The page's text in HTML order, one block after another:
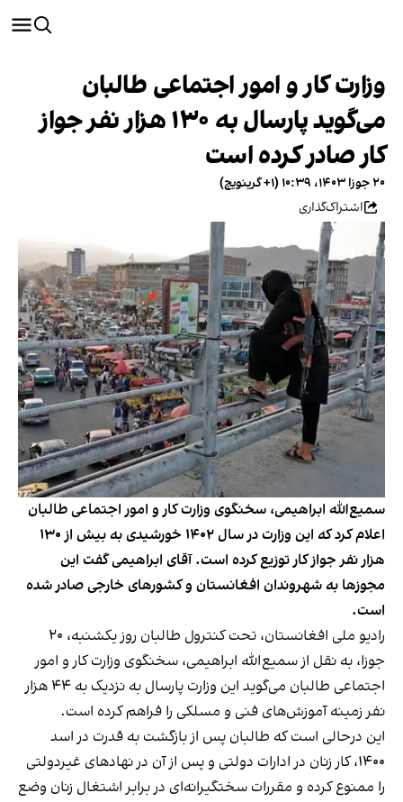
وزارت کار و امور اجتماعی طالبان
می‌گوید پارسال به ۱۳۰ هزار نفر جواز
کار صادر کرده‌ است
۲۰ جوزا ۱۴۰۳، ۱۰:۳۹ (‎+۱ گرینویچ)
اشتراک‌گذاری
سمیع‌الله ابراهیمی، سخنگوی وزارت کار و امور اجتماعی طالبان
اعلام کرد که این وزارت در سال ۱۴۰۲ خورشیدی به بیش از ۱۳۰
هزار نفر جواز کار توزیع کرده است. آقای ابراهیمی گفت این
مجوزها به شهروندان افغانستان و کشورهای خارجی صادر شده
است.
رادیو ملی افغانستان، تحت کنترول طالبان روز یکشنبه، ۲۰
جوزا، به نقل از سمیع‌الله ابراهیمی، سخنگوی وزارت کار و امور
اجتماعی طالبان می‌گوید این وزارت پارسال به نزدیک به ۴۴ هزار
نفر زمینه آموزش‌های فنی و مسلکی را فراهم کرده است.
این درحالی است که طالبان پس از بازگشت به قدرت در اسد
۱۴۰۰، کار زنان در ادارات دولتی و پس از آن در نهادهای غیردولتی
را ممنوع کرده و مقررات سختگیرانه‌ای در برابر اشتغال زنان وضع